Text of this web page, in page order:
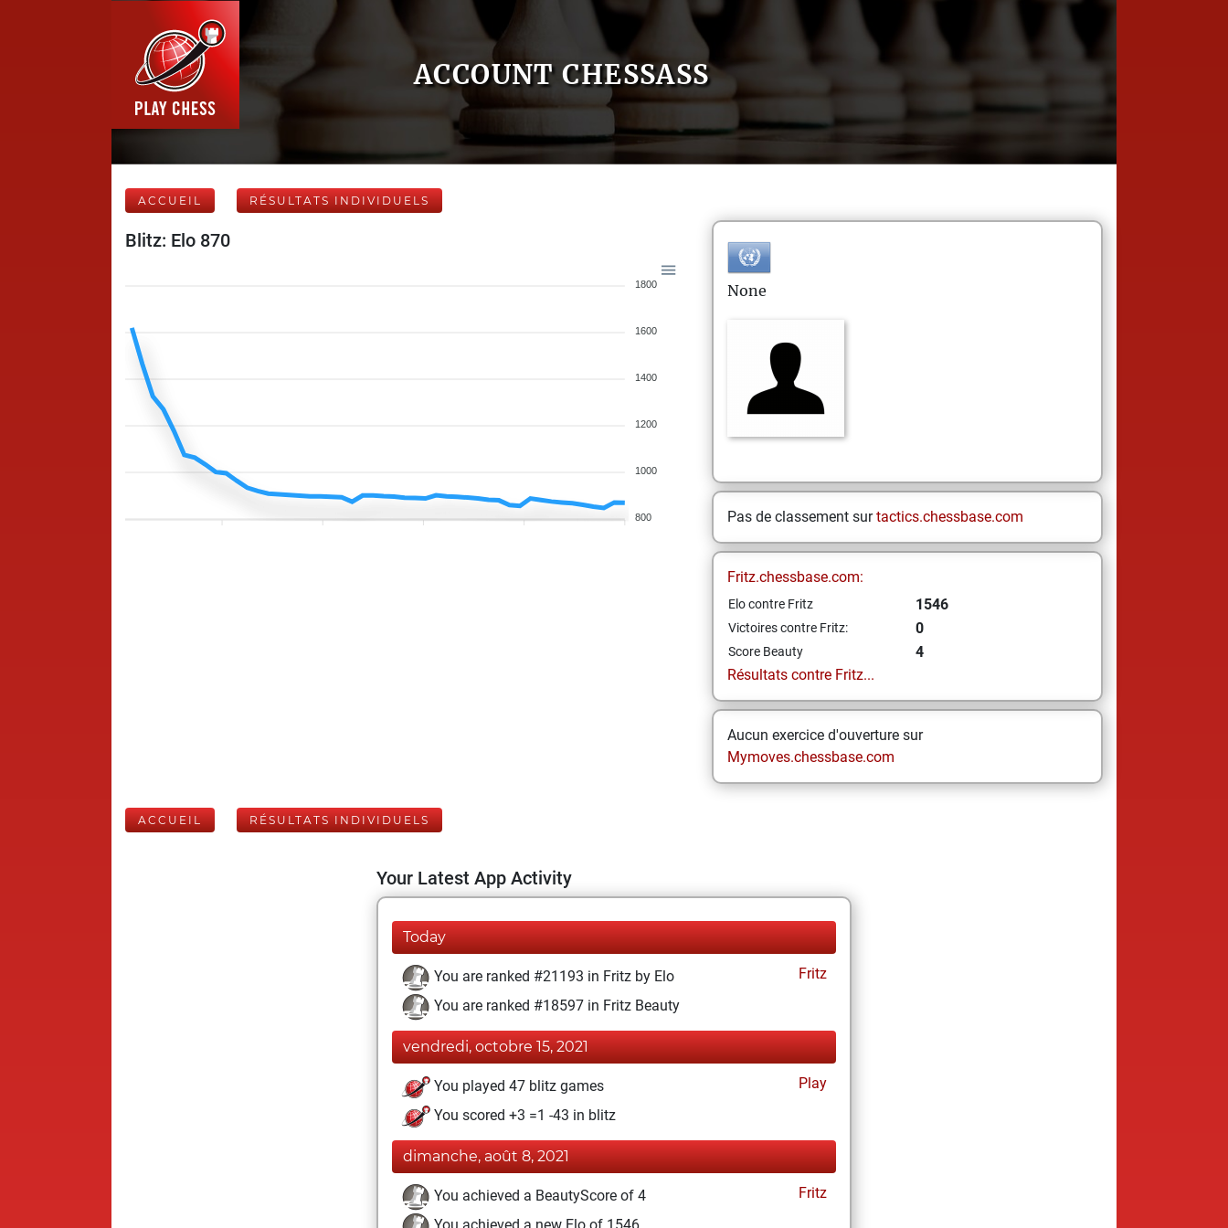
ACCOUNT CHESSASS
ACCUEIL RÉSULTATS INDIVIDUELS
Blitz: Elo 870
1800
1600
1400
1200
1000
800
None
Pas de classement surtactics.chessbase.com
Fritz.chessbase.com:
Elo contre Fritz 1546
Victoires contre Fritz: 0
Score Beauty
4
Résultats contre Fritz...
Aucun exercice d'ouverture sur
Mymoves.chessbase.com
ACCUEIL RÉSULTATS INDIVIDUELS
Your Latest App Activity
Today
You are ranked #21193 in Fritz by Elo
Fritz
You are ranked #18597 in Fritz Beauty
vendredi, octobre 15, 2021
You played 47 blitz games
Play
You scored +3 =1 -43 in blitz
dimanche, août 8, 2021
You achieved a BeautyScore of 4
Fritz